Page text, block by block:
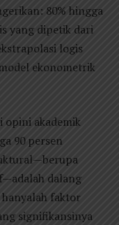
80% hingga
yang dipetik dari
logis
ekonometrik
opini akademik
90 persen
dalang
hanyalah faktor
signifikansinya